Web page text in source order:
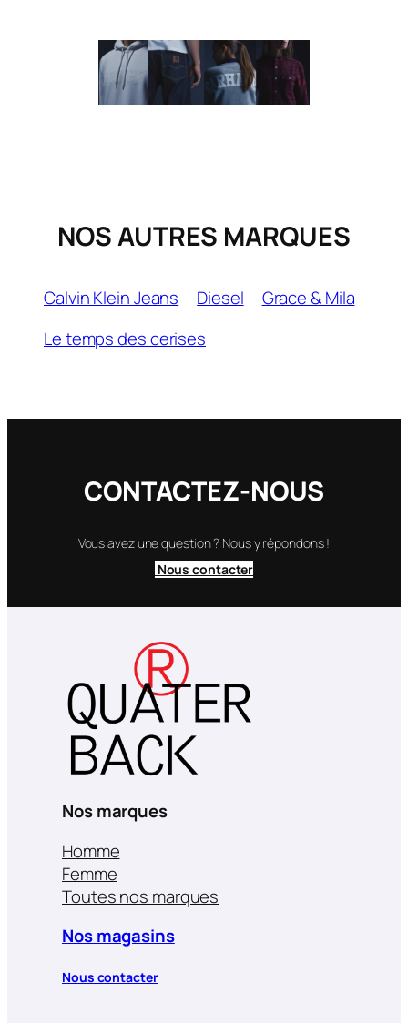
NOS AUTRES MARQUES
Calvin Klein Jeans Diesel
Grace & Mila
Le temps des cerises
CONTACTEZ-NOUS
Vous avez une question ? Nous y répondons !
Nous contacter
Nos marques
Homme
Femme
Toutes nos marques
Nos magasins
Nous contacter